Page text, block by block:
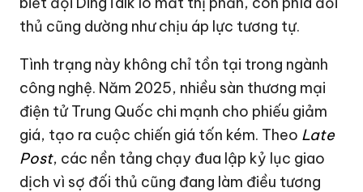
thủ cũng dường như chịu áp lực tương tự.
Tình trạng này không chỉ tồn tại trong ngành
công nghệ. Năm 2025, nhiều sàn thương mại
điện tử Trung Quốc chi mạnh cho phiếu giảm
giá, tạo ra cuộc chiến giá tốn kém. Theo Late
Post, các nền tảng chạy đua lập kỷ lục giao
dịch vì sợ đối thủ cũng đang làm điều tương